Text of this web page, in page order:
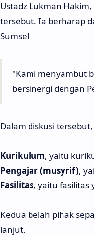
Ustadz Lukman
tersebut. Ia berharap
Sumsel
"Kami menyambut
bersinergi dengan
Dalam diskusi
Kurikulum, yaitu
Pengajar (musyrif),
Fasilitas, yaitu fasilitas
Kedua belah pihak
lanjut.